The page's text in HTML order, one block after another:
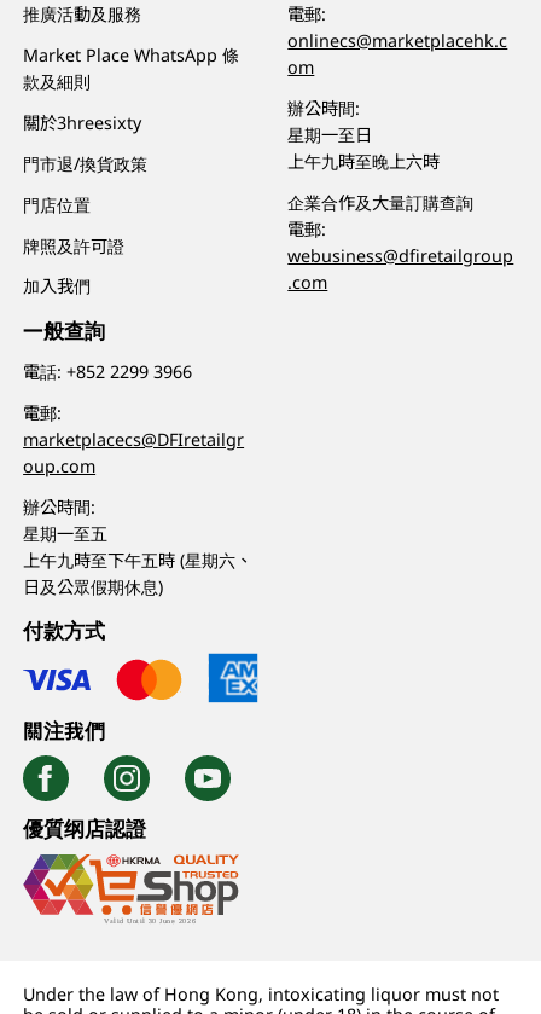
推廣活動及服務
Market Place WhatsApp 條
款及細則
關於3hreesixty
門市退/換貨政策
門店位置
牌照及許可證
加入我們
一般查詢
電話:+852 2299 3966
電郵:
marketplacecs@DFIretailgr
oup.com
辦公時間:
星期一至五
上午九時至下午五時 (星期六、
日及公眾假期休息)
電郵:
onlinecs@marketplacehk.c
om
辦公時間:
星期一至日
上午九時至晚上六時
企業合作及大量訂購查詢
電郵:
webusiness@dfiretailgroup
.com
付款方式
關注我們
優質纲店認證
Under the law of Hong Kong, intoxicating liquor must not